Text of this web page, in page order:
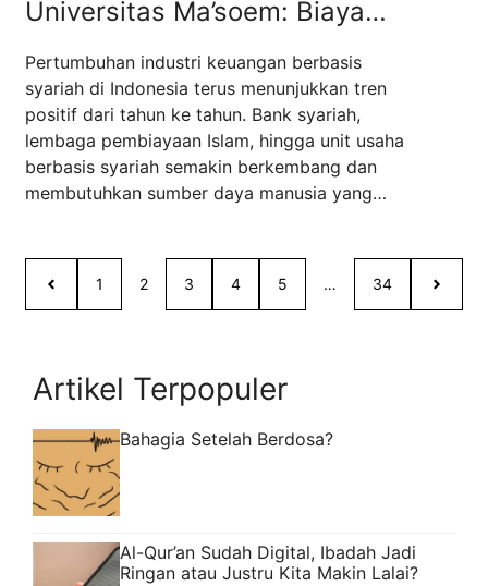
Universitas Ma’soem: Biaya
dan Prospek Masa Depan
Cerah
Pertumbuhan industri keuangan berbasis
syariah di Indonesia terus menunjukkan tren
positif dari tahun ke tahun. Bank syariah,
lembaga pembiayaan Islam, hingga unit usaha
berbasis syariah semakin berkembang dan
membutuhkan sumber daya manusia yang
yang ingin memiliki karier stabil, bernilai, ...
1 2 3 4 5 … 34
Artikel Terpopuler
Bahagia Setelah Berdosa?
Al-Qur’an Sudah Digital, Ibadah Jadi
Ringan atau Justru Kita Makin Lalai?